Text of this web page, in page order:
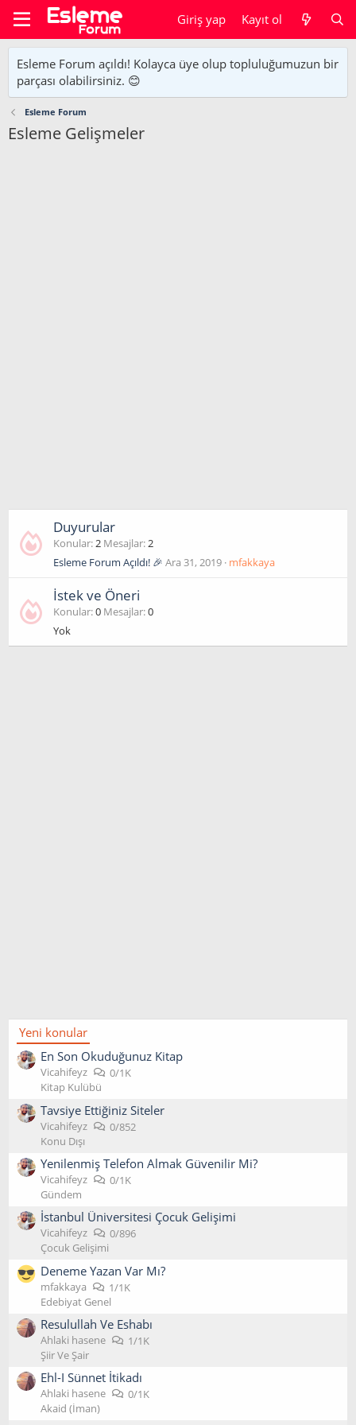
Giriş yap Kayıt ol
Esleme Forum açıldı! Kolayca üye olup topluluğumuzun bir
parçası olabilirsiniz. 😊
Esleme Forum
Esleme Gelişmeler
Duyurular
Konular 2 Mesajlar 2
Esleme Forum Açıldı! 🎉 Ara 31, 2019 mfakkaya
İstek ve Öneri
Konular 0 Mesajlar 0
Yok
Yeni konular
En Son Okuduğunuz Kitap
Vicahifeyz
0/1K
Kitap Kulübü
Tavsiye Ettiğiniz Siteler
Vicahifeyz
0/852
Konu Dışı
Yenilenmiş Telefon Almak Güvenilir Mi?
Vicahifeyz
0/1K
Gündem
İstanbul Üniversitesi Çocuk Gelişimi
Vicahifeyz
0/896
Çocuk Gelişimi
Deneme Yazan Var Mı?
mfakkaya
1/1K
Edebiyat Genel
Resulullah Ve Eshabı
Ahlaki hasene
1/1K
Şiir Ve Şair
Ehl-I Sünnet İtikadı
Ahlaki hasene
0/1K
Akaid (İman)